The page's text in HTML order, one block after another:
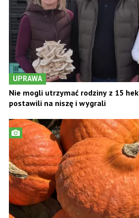
UPRAWA
Nie mogli utrzymać rodziny z 15
postawili na niszę i wygrali